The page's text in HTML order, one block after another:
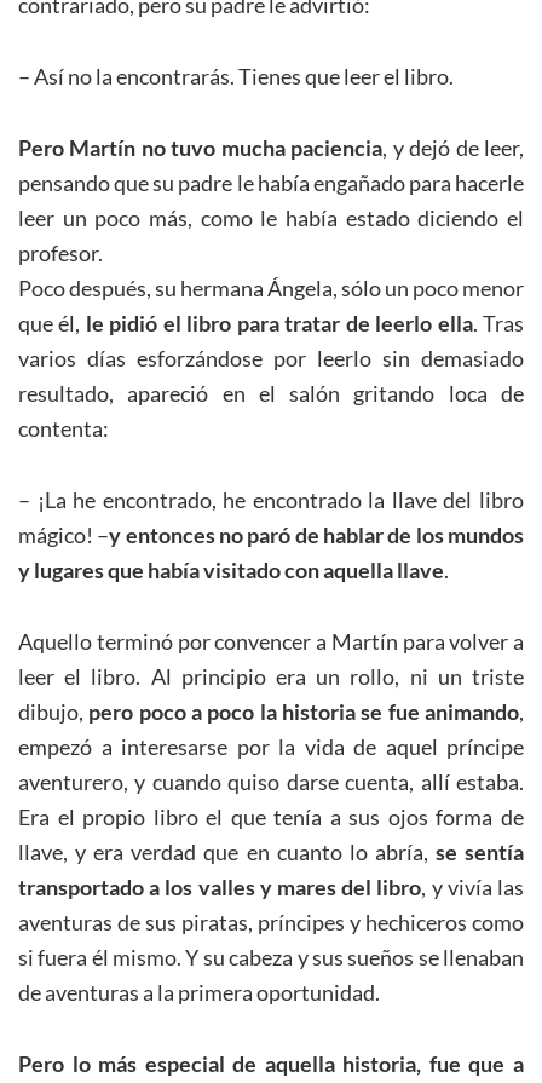
– Así no la encontrarás. Tienes que leer el libro.
Pero Martín no tuvo mucha paciencia, y dejó de leer,
pensando que su padre le había engañado para hacerle
leer un poco más, como le había estado diciendo el
profesor.
Poco después, su hermana Ángela, sólo un poco menor
que él, le pidió el libro para tratar de leerlo ella. Tras
varios días esforzándose por leerlo sin demasiado
resultado, apareció en el salón gritando loca de
contenta:
– ¡La he encontrado, he encontrado la llave del libro
mágico! –y entonces no paró de hablar de los mundos
y lugares que había visitado con aquella llave.
Aquello terminó por convencer a Martín para volver a
leer el libro. Al principio era un rollo, ni un triste
dibujo, pero poco a poco la historia se fue animando,
empezó a interesarse por la vida de aquel príncipe
aventurero, y cuando quiso darse cuenta, allí estaba.
Era el propio libro el que tenía a sus ojos forma de
llave, y era verdad que en cuanto lo abría, se sentía
transportado a los valles y mares del libro, y vivía las
aventuras de sus piratas, príncipes y hechiceros como
si fuera él mismo. Y su cabeza y sus sueños se llenaban
de aventuras a la primera oportunidad.
Pero lo más especial de aquella historia, fue que a